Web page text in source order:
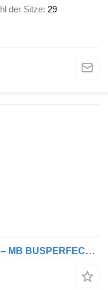
der Sitze 29
Mercedes-Benz Sprinter 519 CDI – MB BUSPERFECT - Executive Line